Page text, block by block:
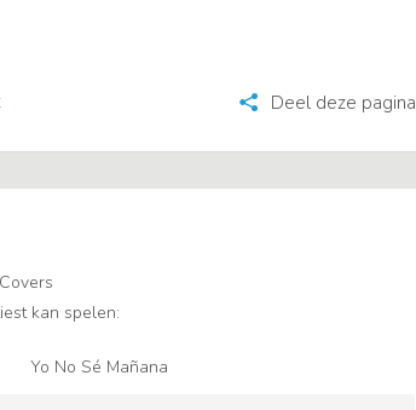
Deel deze pagina
Covers
kan spelen:
Yo No Sé Mañana